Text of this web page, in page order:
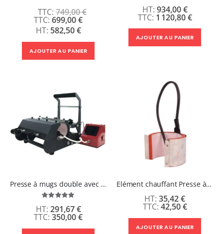
749,00 €
Prix
Spécial
699,00 €
582,50 €
AJOUTER AU PANIER
1 120,80 €
934,00 €
AJOUTER AU PANIER
Presse à mugs double avec éléments chauffants longs
Évaluation:
350,00 €
291,67 €
Elément chauffant Presse à mugs - EXPRESSO - Diamètre 45 x 55 mm
42,50 €
35,42 €
AJOUTER AU PANIER